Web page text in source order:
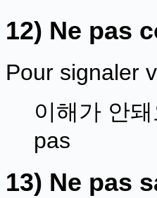
12) Ne pas
Pour signaler
이해가 안
pas
13) Ne pas